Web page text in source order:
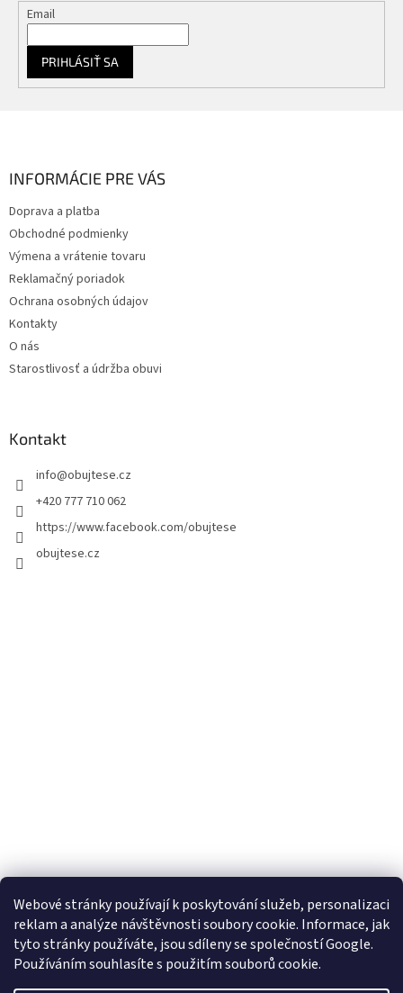
Webové stránky používají k poskytování služeb, personalizaci
reklam a analýze návštěvnosti soubory cookie. Informace, jak
tyto stránky používáte, jsou sdíleny se společností Google.
Používáním souhlasíte s použitím souborů cookie.
Email
PRIHLÁSIŤ SA
INFORMÁCIE PRE VÁS
Doprava a platba
Obchodné podmienky
Výmena a vrátenie tovaru
Reklamačný poriadok
Ochrana osobných údajov
Kontakty
O nás
Starostlivosť a údržba obuvi
Kontakt
info@obujtese.cz
+420 777 710 062
https://www.facebook.com/obujtese
obujtese.cz